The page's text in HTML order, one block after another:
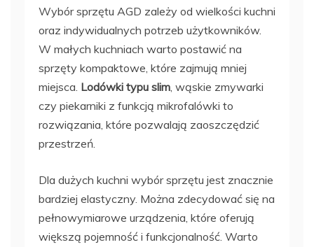
Wybór sprzętu AGD zależy od wielkości kuchni
oraz indywidualnych potrzeb użytkowników.
W małych kuchniach warto postawić na
sprzęty kompaktowe, które zajmują mniej
miejsca. Lodówki typu slim , wąskie zmywarki
czy piekarniki z funkcją mikrofalówki to
rozwiązania, które pozwalają zaoszczędzić
przestrzeń.
Dla dużych kuchni wybór sprzętu jest znacznie
bardziej elastyczny. Można zdecydować się na
pełnowymiarowe urządzenia, które oferują
większą pojemność i funkcjonalność. Warto